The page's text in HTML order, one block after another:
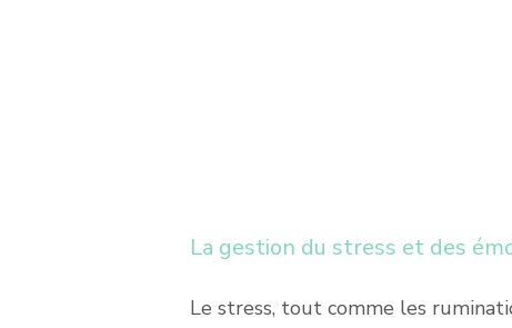
La gestion du stress et des
Le stress, tout comme les